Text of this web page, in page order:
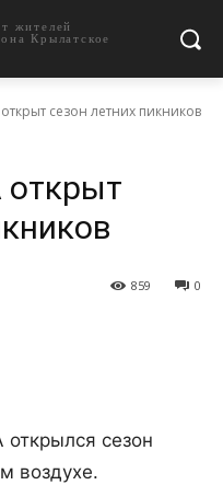
жителей
Крылатское
сезон летних пикников
открыт
0
859
сезон
воздухе.